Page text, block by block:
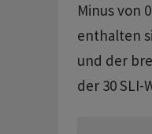
Minus von
enthalten
und der
der 30